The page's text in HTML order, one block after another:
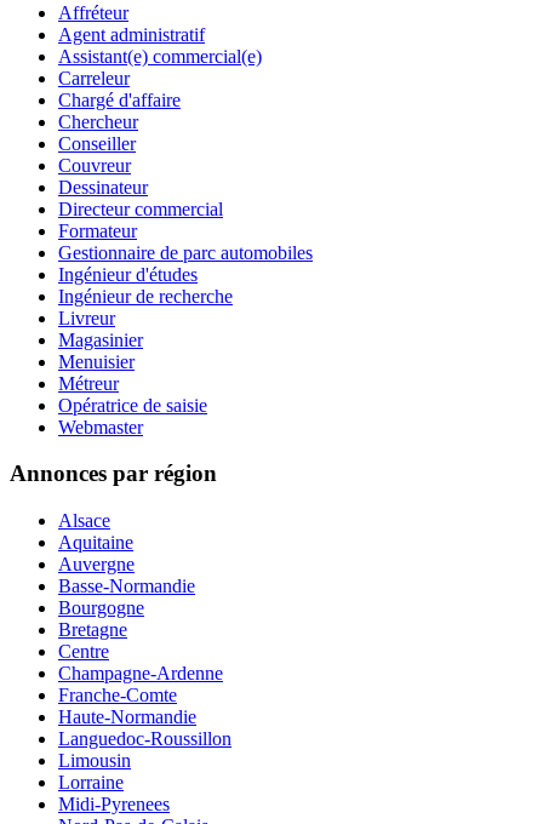
Affréteur
Agent administratif
Assistant(e) commercial(e)
Carreleur
Chargé d'affaire
Chercheur
Conseiller
Couvreur
Dessinateur
Directeur commercial
Formateur
Gestionnaire de parc automobiles
Ingénieur d'études
Ingénieur de recherche
Livreur
Magasinier
Menuisier
Métreur
Opératrice de saisie
Webmaster
Annonces par région
Alsace
Aquitaine
Auvergne
Basse-Normandie
Bourgogne
Bretagne
Centre
Champagne-Ardenne
Franche-Comte
Haute-Normandie
Languedoc-Roussillon
Limousin
Lorraine
Midi-Pyrenees